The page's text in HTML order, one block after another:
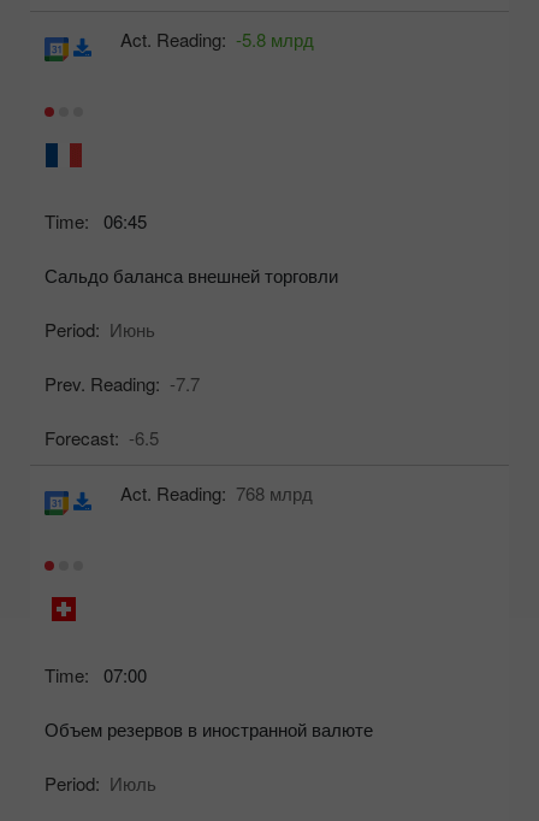
Time: 06:45
Сальдо баланса внешней торговли
Period: Июнь
Prev. Reading: -7.7
Forecast: -6.5
Act. Reading: -5.8 млрд
Time: 07:00
Объем резервов в иностранной валюте
Period: Июль
Act. Reading: 768 млрд